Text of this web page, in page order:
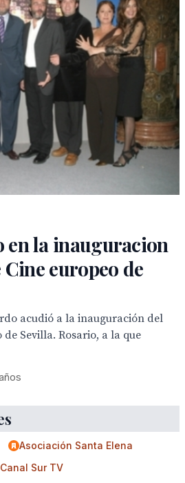
en la inauguracion
europeo de
acudió a la inauguración del
Sevilla. Rosario, a la que
Asociación Santa Elena
Canal Sur TV